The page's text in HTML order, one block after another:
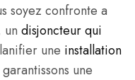
soyez confronte a
un disjoncteur qui
une installation
une